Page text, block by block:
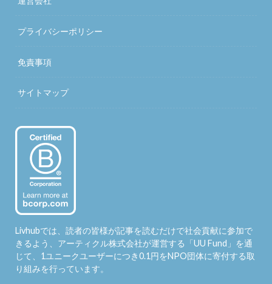
プライバシーポリシー
免責事項
サイトマップ
Livhubでは、読者の皆様が記事を読むだけで社会貢献に参加で
きるよう、アーティクル株式会社が運営する「UU Fund 」を通
じて、1ユニークユーザーにつき0.1円をNPO団体に寄付する取
り組みを行っています。